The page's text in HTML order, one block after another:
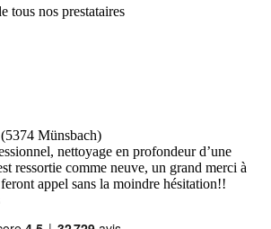
tous nos prestataires
Münsbach)
nettoyage en profondeur d’une
ressortie comme neuve, un grand merci à
appel sans la moindre hésitation!!